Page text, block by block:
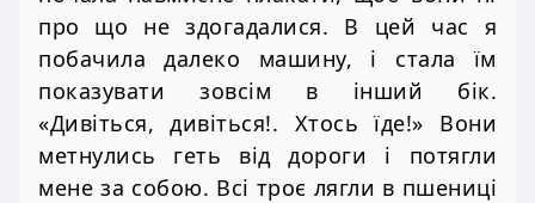
про що не здогадалися. В цей час я
побачила далеко машину, і стала їм
показувати зовсім в інший бік.
«Дивіться, дивіться!. Хтось їде!» Вони
метнулись геть від дороги і потягли
мене за собою. Всі троє лягли в пшениці